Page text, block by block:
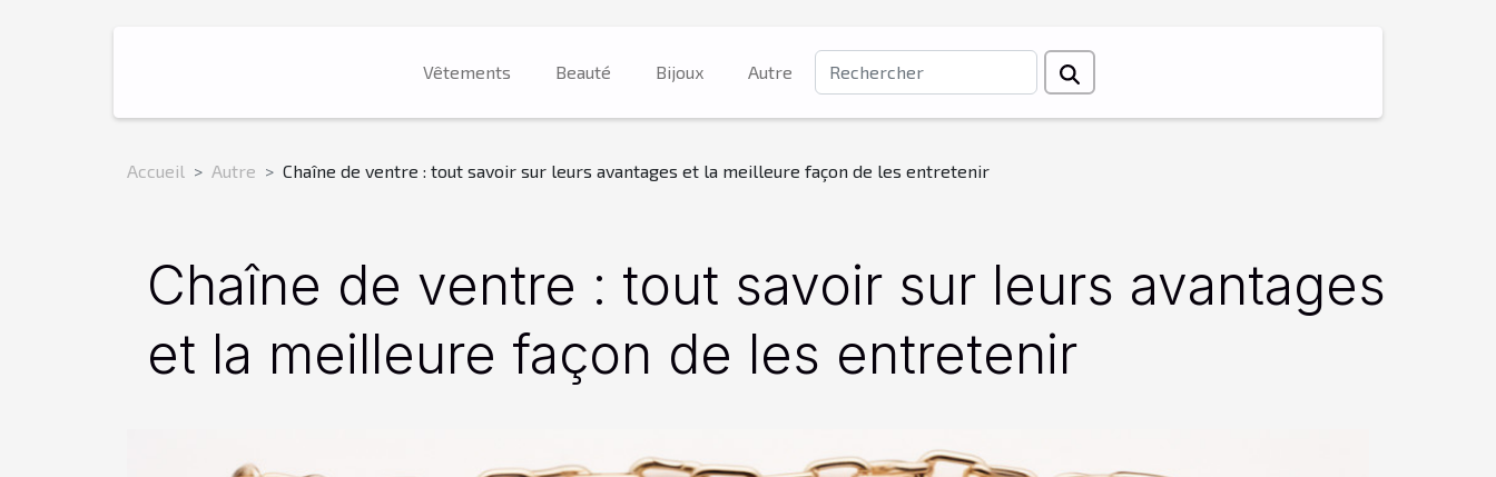
Vêtements Beauté Bijoux Autre
Accueil Autre Chaîne de ventre : tout savoir sur leurs avantages et la meilleure façon de les entretenir
Chaîne de ventre : tout savoir sur leurs avantages
et la meilleure façon de les entretenir